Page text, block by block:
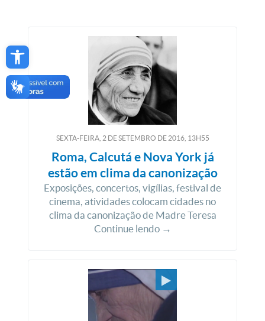
Open toolbar
SEXTA-FEIRA, 2 DESETEMBRO DE2016, 13H55
Roma, Calcutá e Nova York já
estão em clima da canonização
Exposições, concertos, vigílias, festival de
cinema, atividades colocam cidades no
clima da canonização de Madre Teresa
Continue lendo →